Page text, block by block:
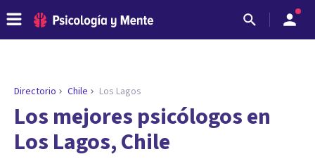
Directorio Chile Los Lagos
Los mejores psicólogos en
Los Lagos, Chile